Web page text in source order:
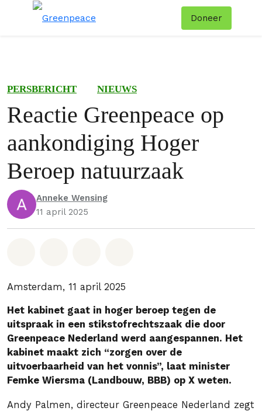
Doneer
PERSBERICHT NIEUWS
Reactie Greenpeace op
aankondiging Hoger
Beroep natuurzaak
Anneke Wensing
11 april 2025
Amsterdam, 11 april 2025
Het kabinet gaat in hoger beroep tegen de
uitspraak in een stikstofrechtszaak die door
Greenpeace Nederland werd aangespannen. Het
kabinet maakt zich “zorgen over de
uitvoerbaarheid van het vonnis”, laat minister
Femke Wiersma (Landbouw, BBB) op X weten.
Andy Palmen, directeur Greenpeace Nederland zegt